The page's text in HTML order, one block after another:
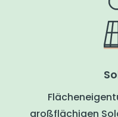
großflächigen